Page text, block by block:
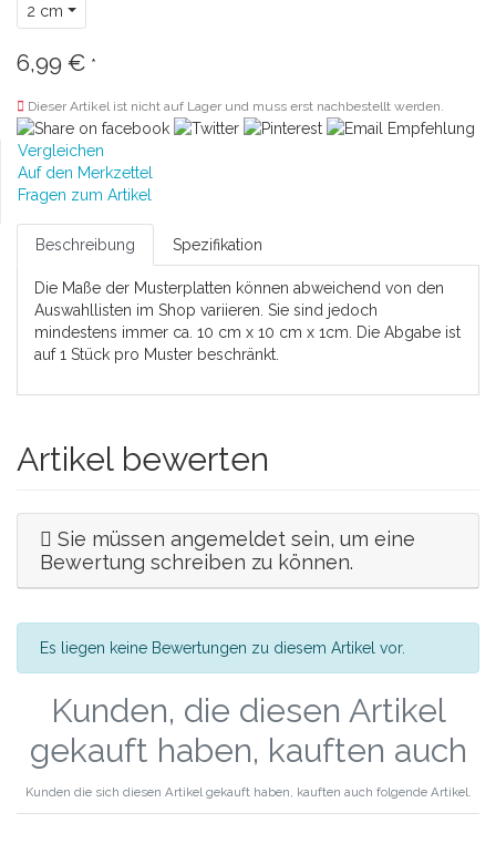
2 cm
6,99 € *
Dieser Artikel ist nicht auf Lager und muss erst nachbestellt werden.
Vergleichen
Auf den Merkzettel
Fragen zum Artikel
Beschreibung Spezifikation
Die Maße der Musterplatten können abweichend von den
Auswahllisten im Shop variieren. Sie sind jedoch
mindestens immer ca. 10 cm x 10 cm x 1cm. Die Abgabe ist
auf 1 Stück pro Muster beschränkt.
Artikel bewerten
Sie müssen angemeldet sein, um eine
Bewertung schreiben zu können.
Es liegen keine Bewertungen zu diesem Artikel vor.
Kunden, die diesen Artikel
gekauft haben, kauften auch
Kunden die sich diesen Artikel gekauft haben, kauften auch folgende Artikel.